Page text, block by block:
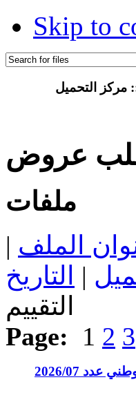
Skip to
ملفات
الملف |
| التاريخ
التقييم
Page:
1 2 3
2026/07